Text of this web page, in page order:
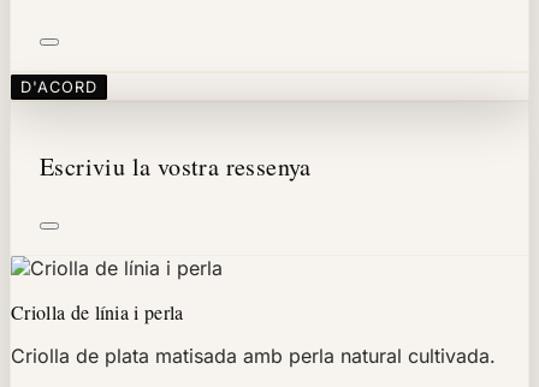
D'ACORD
Escriviu la vostra ressenya
Criolla de línia i perla
Criolla de plata matisada amb perla natural cultivada.